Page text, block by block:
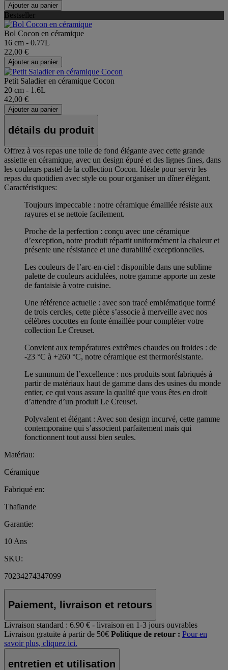
Ajouter au panier
Bestseller
Bol Cocon en céramique
16 cm - 0.77L
22,00 €
Ajouter au panier
Petit Saladier en céramique Cocon
20 cm - 1.6L
42,00 €
Ajouter au panier
détails du produit
Offrez à vos repas une toile de fond élégante avec cette grande
assiette en céramique, avec un design épuré et des lignes fines, dans
les couleurs pastel de la collection Cocon. Idéale pour servir les
repas du quotidien avec style ou pour organiser un dîner élégant.
Caractéristiques:
Toujours impeccable : notre céramique émaillée résiste aux
rayures et se nettoie facilement.
Proche de la perfection : conçu avec une céramique
d’exception, notre produit répartit uniformément la chaleur et
présente une résistance et une durabilité exceptionnelles.
Les couleurs de l’arc-en-ciel : disponible dans une sublime
palette de couleurs acidulées, notre gamme apporte un zeste
de fantaisie à votre cuisine.
Une référence actuelle : avec son tracé emblématique formé
de trois cercles, cette pièce s’associe à merveille avec nos
célèbres cocottes en fonte émaillée pour compléter votre
collection Le Creuset.
Convient aux températures extrêmes chaudes ou froides : de
-23 °C à +260 °C, notre céramique est thermorésistante.
Le summum de l’excellence : nos produits sont fabriqués à
partir de matériaux haut de gamme dans des usines du monde
entier, ce qui vous assure la qualité que vous êtes en droit
d’attendre d’un produit Le Creuset.
Polyvalent et élégant : Avec son design incurvé, cette gamme
contemporaine qui s’associent parfaitement mais qui
fonctionnent tout aussi bien seules.
Matériau:
Céramique
Fabriqué en:
Thaïlande
Garantie:
10 Ans
SKU:
70234274347099
Paiement, livraison et retours
Livraison standard : 6.90 € - livraison en 1-3 jours ouvrables
Livraison gratuite á partir de 50€ Politique de retour : Pour en
savoir plus, cliquez ici.
entretien et utilisation